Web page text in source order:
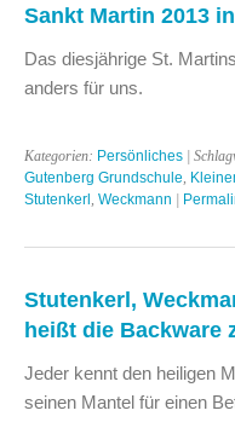
Sankt Martin 2013
Das diesjährige St.
anders für uns.
Kategorien: Persönliches |
Gutenberg Grundschule
Stutenkerl Weckmann |
Stutenkerl,
heißt die Backware
Jeder kennt den heiligen
seinen Mantel für einen